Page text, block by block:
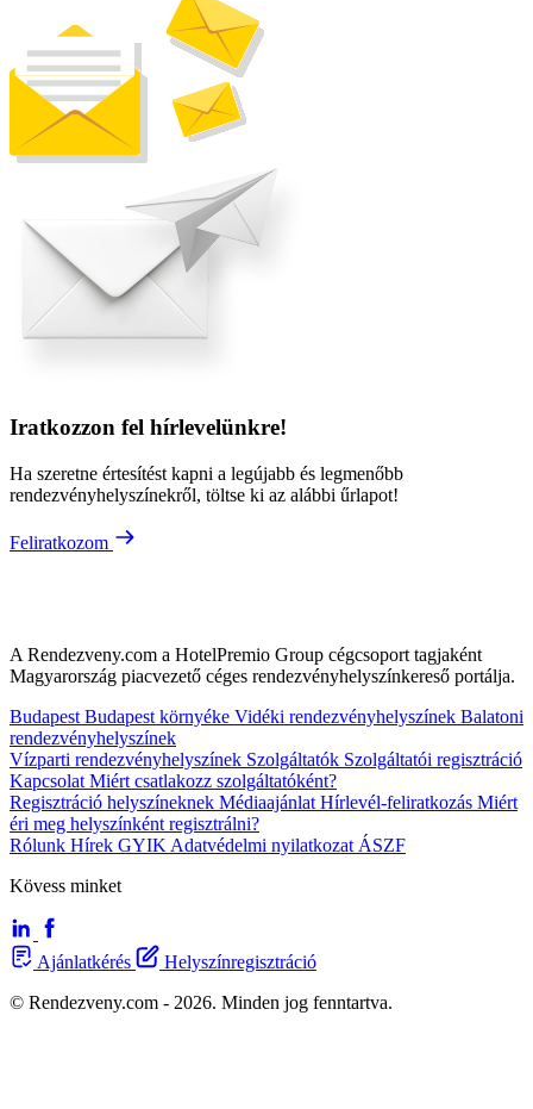
Iratkozzon fel hírlevelünkre!
Ha szeretne értesítést kapni a legújabb és legmenőbb
rendezvényhelyszínekről, töltse ki az alábbi űrlapot!
Feliratkozom
A Rendezveny.com a HotelPremio Group cégcsoport tagjaként
Magyarország piacvezető céges rendezvényhelyszínkereső portálja.
Budapest Budapest környéke Vidéki rendezvényhelyszínek Balatoni
rendezvényhelyszínek
Vízparti rendezvényhelyszínek Szolgáltatók Szolgáltatói regisztráció
Kapcsolat Miért csatlakozz szolgáltatóként?
Regisztráció helyszíneknek Médiaajánlat Hírlevél-feliratkozás Miért
éri meg helyszínként regisztrálni?
Rólunk Hírek GYIK Adatvédelmi nyilatkozat ÁSZF
Kövess minket
Ajánlatkérés
Helyszínregisztráció
© Rendezveny.com - 2026. Minden jog fenntartva.